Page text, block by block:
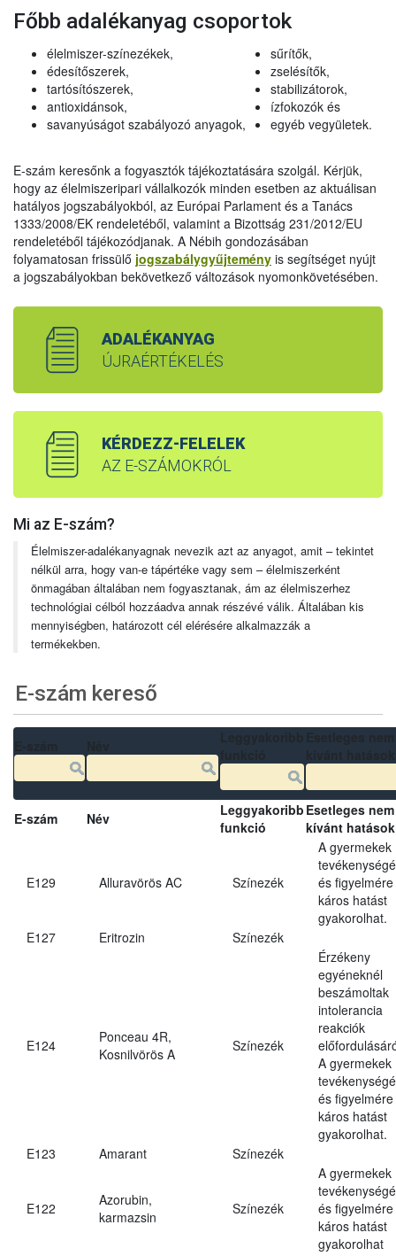
Főbb adalékanyag csoportok
élelmiszer-színezékek,
édesítőszerek,
tartósítószerek,
antioxidánsok,
savanyúságot szabályozó anyagok,
sűrítők,
zselésítők,
stabilizátorok,
ízfokozók és
egyéb vegyületek.
E-szám keresőnk a fogyasztók tájékoztatására szolgál. Kérjük,
hogy az élelmiszeripari vállalkozók minden esetben az aktuálisan
hatályos jogszabályokból, az Európai Parlament és a Tanács
1333/2008/EK rendeletéből, valamint a Bizottság 231/2012/EU
rendeletéből tájékozódjanak. A Nébih gondozásában
folyamatosan frissülő jogszabálygyűjtemény is segítséget nyújt
a jogszabályokban bekövetkező változások nyomonkövetésében.
ADALÉKANYAG
ÚJRAÉRTÉKELÉS
KÉRDEZZ-FELELEK
AZ E-SZÁMOKRÓL
Mi az E-szám?
Élelmiszer-adalékanyagnak nevezik azt az anyagot, amit – tekintet
nélkül arra, hogy van-e tápértéke vagy sem – élelmiszerként
önmagában általában nem fogyasztanak, ám az élelmiszerhez
technológiai célból hozzáadva annak részévé válik. Általában kis
mennyiségben, határozott cél elérésére alkalmazzák a
termékekben.
E-szám kereső
E-szám Név
Leggyakoribb
funkció
Esetleges nem
kívánt hatások
E129 Alluravörös AC Színezék
A gyermekek
és figyelmére
káros hatást
gyakorolhat.
E127
Eritrozin Színezék
E124
Ponceau 4R,
Kosnilvörös A
Színezék
Érzékeny
egyéneknél
beszámoltak
intolerancia
reakciók
A gyermekek
és figyelmére
káros hatást
gyakorolhat.
E123
Amarant Színezék
E122
Azorubin,
karmazsin
Színezék
A gyermekek
és figyelmére
káros hatást
gyakorolhat